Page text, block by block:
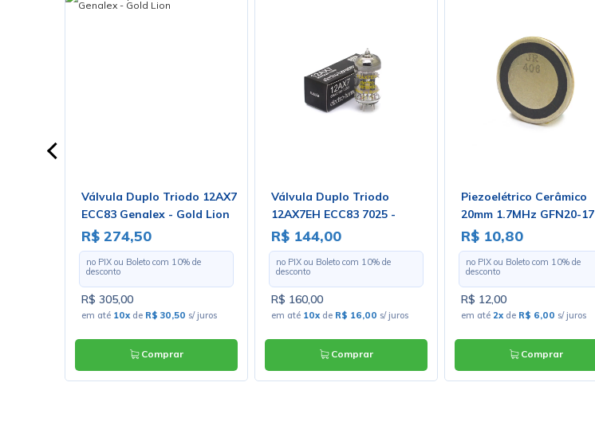
Válvula Duplo Triodo 12AX7
ECC83 Genalex - Gold Lion
R$ 274,50
no PIX ou Boleto com 10% de
desconto
R$ 305,00
em até 10xde R$ 30,50 s/ juros
Comprar
Válvula Duplo Triodo
12AX7EH ECC83 7025 -
Electro-Harmonix
R$ 144,00
no PIX ou Boleto com 10% de
desconto
R$ 160,00
em até 10xde R$ 16,00 s/ juros
Comprar
Piezoelétrico Cerâmico
20mm 1.7MHz GFN20-17
R$ 10,80
no PIX ou Boleto com 10% de
desconto
R$ 12,00
em até 2xde R$ 6,00 s/ juros
Comprar